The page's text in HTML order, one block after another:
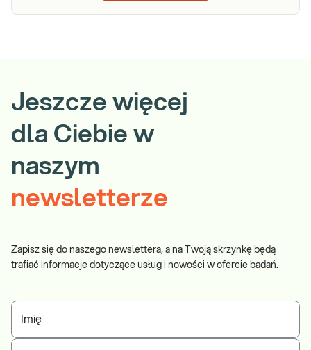
Jeszcze więcej
dla Ciebie w
naszym
newsletterze
Zapisz się do naszego newslettera, a na Twoją skrzynkę będą
trafiać informacje dotyczące usług i nowości w ofercie badań.
Imię